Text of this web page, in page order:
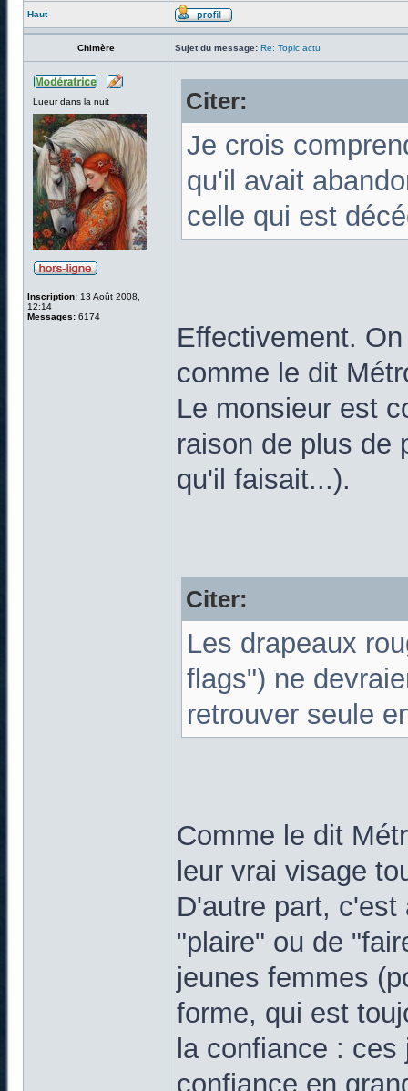
Haut
Chimère Sujet du message: Re: Topic actu
Lueur dans la nuit
Inscription: 13 Août 2008,
12:14
Messages: 6174
Citer:
Je crois
qu'il avait
celle qui est
Effectivement.
comme le dit
Le monsieur est
raison de plus de
qu'il faisait...).
Citer:
Les drapeaux
flags") ne
retrouver seule
Comme le dit
leur vrai visage
D'autre part,
"plaire" ou de
jeunes femmes
forme, qui est
la confiance :
confiance en